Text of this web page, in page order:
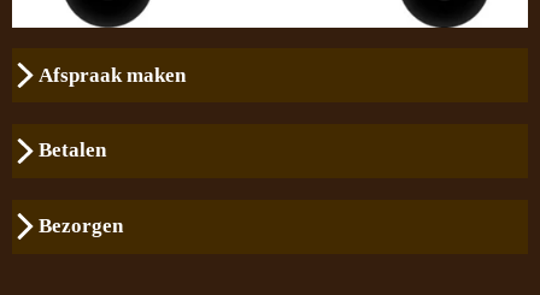
Afspraak maken
Betalen
Bezorgen